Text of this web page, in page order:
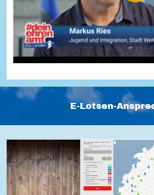
Service
Suche
Downloads
Kontakt
Impressum
Barriere melden
E-Lotsen-